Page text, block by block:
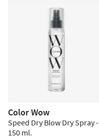
Color Wow
Speed Dry Blow Dry Spray -
150 ml.